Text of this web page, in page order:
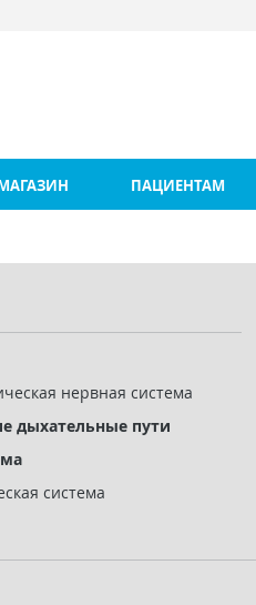
ПАЦИЕНТАМ
нервная система
дыхательные пути
система